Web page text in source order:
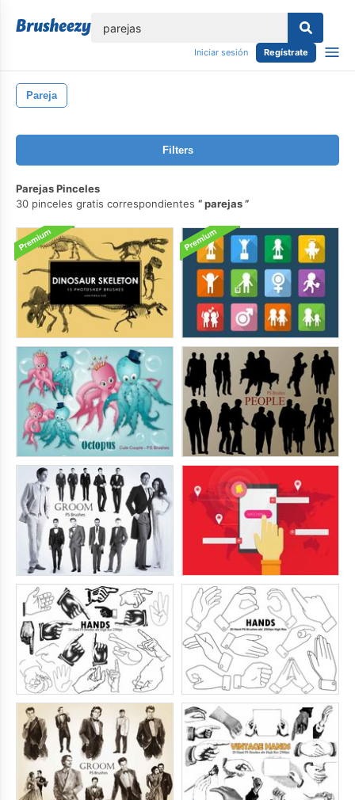
Iniciar sesión Regístrate
Pareja
Filters
Parejas Pinceles
30 pinceles gratis correspondientes
parejas